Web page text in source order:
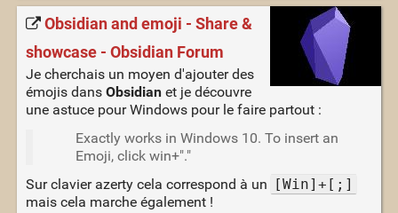
Obsidian and emoji - Share &
showcase - Obsidian Forum
Je cherchais un moyen d'ajouter des
émojis dans Obsidianet je découvre
une astuce pour Windows pour le faire partout :
Exactly works in Windows 10. To insert an
Emoji, click win+"."
Sur clavier azerty cela correspond à un [Win]+[;]
mais cela marche également !